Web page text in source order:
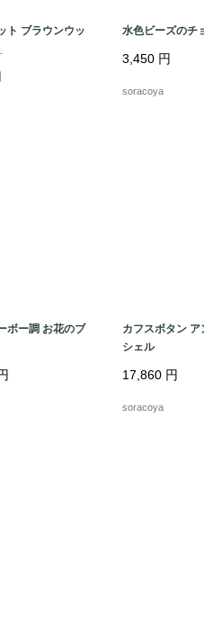
ト ブラウンウッ
水色ビーズのチ
3,450 円
soracoya
ボー調 お花のブ
カフスボタン ア
シェル
17,860 円
soracoya